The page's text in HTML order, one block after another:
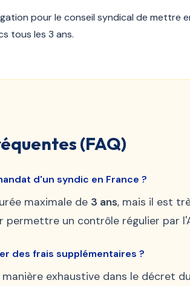
pour le conseil syndical de mettre
tous les 3 ans.
(FAQ)
d'un syndic en France ?
maximale de 3 ans, mais il est
permettre un contrôle régulier par
des frais supplémentaires ?
exhaustive dans le décret du